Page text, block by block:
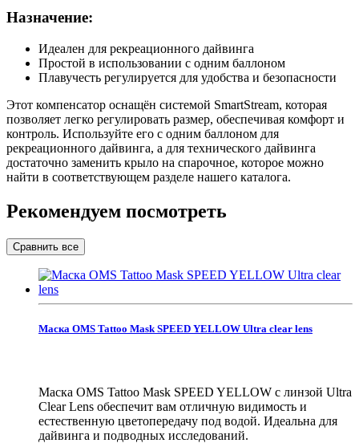
Назначение:
Идеален для рекреационного дайвинга
Простой в использовании с одним баллоном
Плавучесть регулируется для удобства и безопасности
Этот компенсатор оснащён системой SmartStream, которая
позволяет легко регулировать размер, обеспечивая комфорт и
контроль. Используйте его с одним баллоном для
рекреационного дайвинга, а для технического дайвинга
достаточно заменить крыло на спарочное, которое можно
найти в соответствующем разделе нашего каталога.
Рекомендуем посмотреть
Маска OMS Tattoo Mask SPEED YELLOW Ultra clear lens
Маска OMS Tattoo Mask SPEED YELLOW с линзой Ultra
Clear Lens обеспечит вам отличную видимость и
естественную цветопередачу под водой. Идеальна для
дайвинга и подводных исследований.